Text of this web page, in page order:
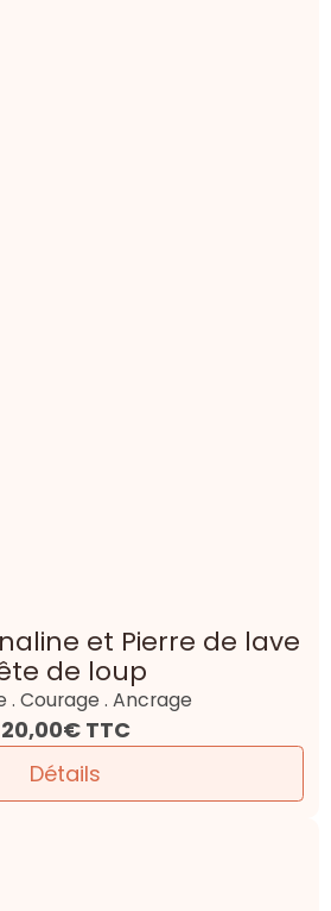
et Pierre de lave
de loup
. Courage . Ancrage
20,00€ TTC
Détails